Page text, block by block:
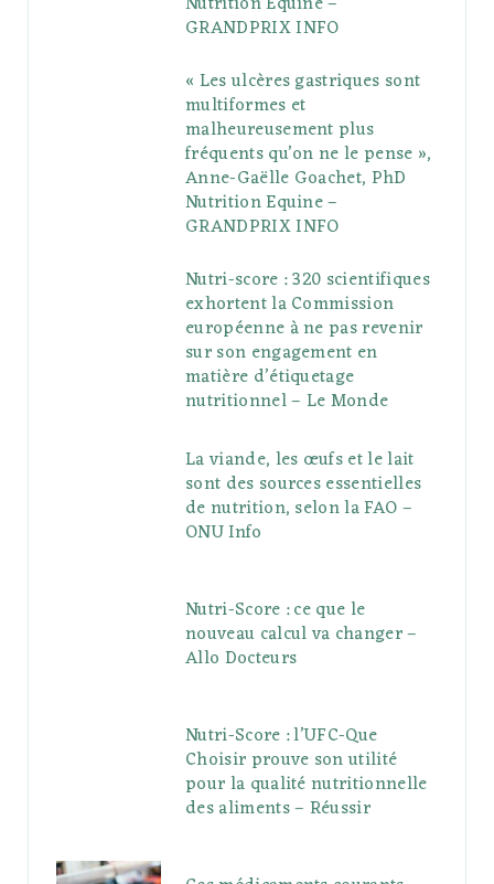
s
GRANDPRIX INFO
« Les ulcères gastriques sont
multiformes et
malheureusement plus
fréquents qu’on ne le pense »,
Anne-Gaëlle Goachet, PhD
Nutrition Equine –
GRANDPRIX INFO
Nutri-score : 320 scientifiques
exhortent la Commission
européenne à ne pas revenir
sur son engagement en
matière d’étiquetage
nutritionnel – Le Monde
La viande, les œufs et le lait
sont des sources essentielles
de nutrition, selon la FAO –
ONU Info
Nutri-Score : ce que le
nouveau calcul va changer –
Allo Docteurs
Nutri-Score : l’UFC-Que
Choisir prouve son utilité
pour la qualité nutritionnelle
des aliments – Réussir